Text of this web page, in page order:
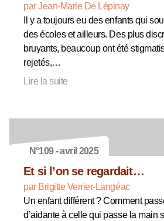
par Jean-Marie De Lépinay
Il y a toujours eu des enfants qui
des écoles et ailleurs. Des plus
bruyants, beaucoup ont été
rejetés,…
Lire la suite
N°109 - avril 2025
Et si l’on se regardait…
par Brigitte Verrier-Langéac
Un enfant différent ? Comment
d’aidante à celle qui passe la main